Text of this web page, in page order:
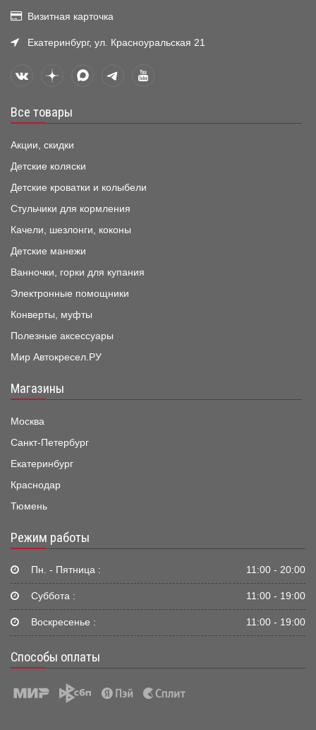
Визитная карточка
Екатеринбург, ул. Красноуральская 21
Все товары
Акции, скидки
Детские коляски
Детские кроватки и колыбели
Стульчики для кормления
Качели, шезлонги, коконы
Детские манежи
Ванночки, горки для купания
Электронные помощники
Конверты, муфты
Полезные аксессуары
Мир Автокресел.РУ
Магазины
Москва
Санкт-Петербург
Екатеринбург
Краснодар
Тюмень
Режим работы
Пн. - Пятница : 11:00 - 20:00
Суббота : 11:00 - 19:00
Воскресенье : 11:00 - 19:00
Способы оплаты